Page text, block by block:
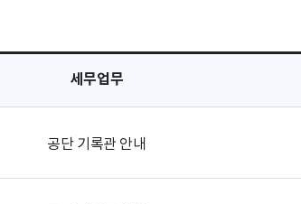
세무업무
공단 기록관 안내